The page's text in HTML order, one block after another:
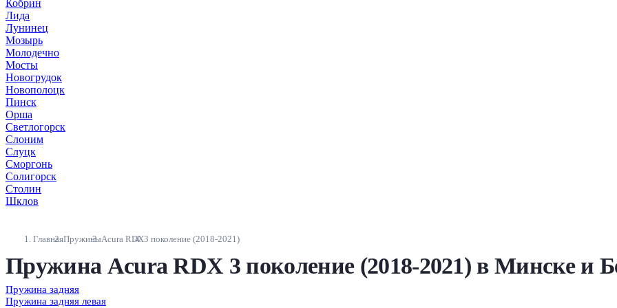
Кобрин
Лида
Лунинец
Мозырь
Молодечно
Мосты
Новогрудок
Новополоцк
Пинск
Орша
Светлогорск
Слоним
Слуцк
Сморгонь
Солигорск
Столин
Шклов
ГлавнаяПружиныAcura RDX3 поколение (2018-2021)
Пружина Acura RDX 3 поколение (2018-2021) в Минске и
Пружина задняя
Пружина задняя левая